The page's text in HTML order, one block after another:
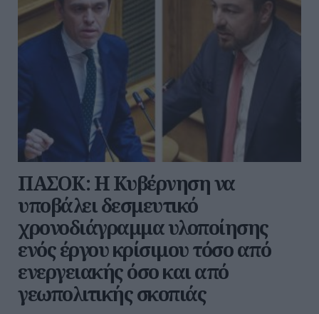
ΠΑΣΟΚ: Η Κυβέρνηση να
υποβάλει δεσμευτικό
χρονοδιάγραμμα υλοποίησης
ενός έργου κρίσιμου τόσο από
ενεργειακής όσο και από
γεωπολιτικής σκοπιάς